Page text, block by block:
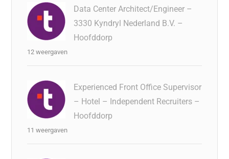
Data Center Architect/Engineer –
3330 Kyndryl Nederland B.V. –
Hoofddorp
12 weergaven
Experienced Front Office Supervisor
– Hotel – Independent Recruiters –
Hoofddorp
11 weergaven